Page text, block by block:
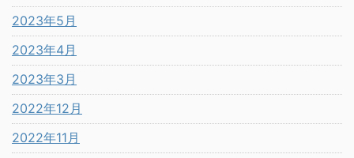
2023年5月
2023年4月
2023年3月
2022年12月
2022年11月